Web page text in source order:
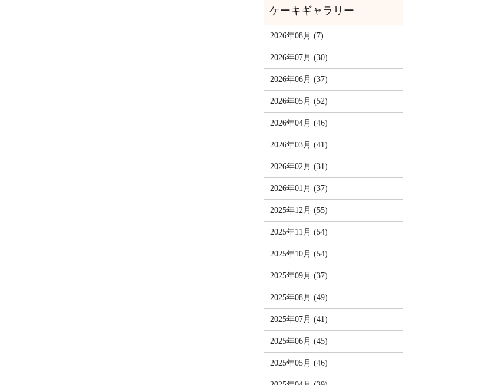
2026年08月 (7)
2026年07月 (30)
2026年06月 (37)
2026年05月 (52)
2026年04月 (46)
2026年03月 (41)
2026年02月 (31)
2026年01月 (37)
2025年12月 (55)
2025年11月 (54)
2025年10月 (54)
2025年09月 (37)
2025年08月 (49)
2025年07月 (41)
2025年06月 (45)
2025年05月 (46)